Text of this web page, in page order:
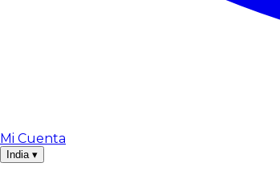
Mi Cuenta
India ▾